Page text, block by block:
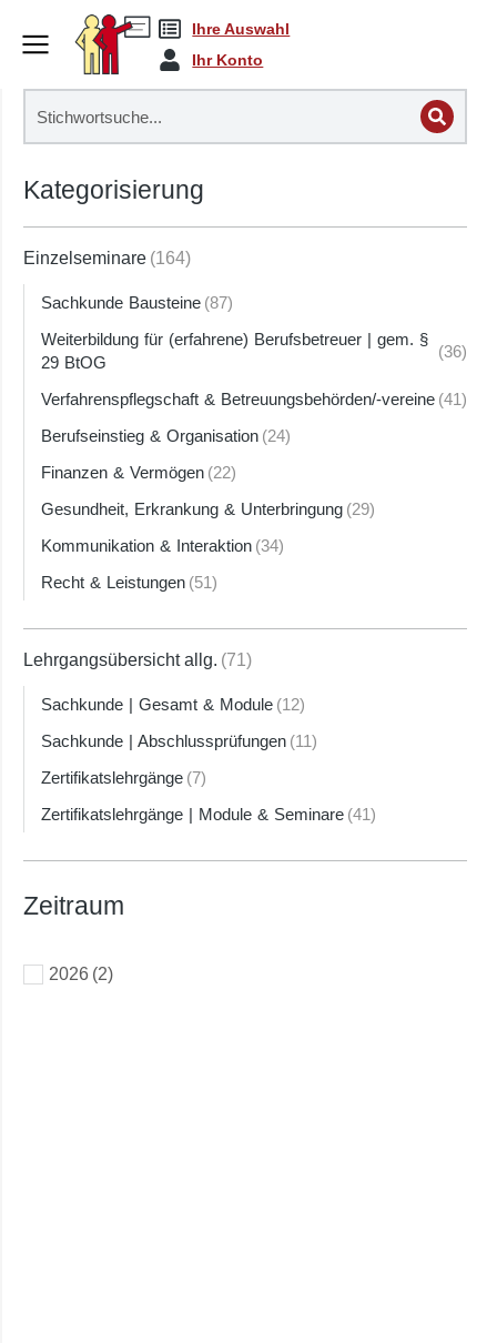
Ihre Auswahl
Ihr Konto
Kategorisierung
Einzelseminare (164)
Sachkunde Bausteine (87)
Weiterbildung für (erfahrene) Berufsbetreuer | gem. §
29 BtOG
(36)
Verfahrenspflegschaft & Betreuungsbehörden/-vereine (41)
Berufseinstieg & Organisation (24)
Finanzen & Vermögen (22)
Gesundheit, Erkrankung & Unterbringung (29)
Kommunikation & Interaktion (34)
Recht & Leistungen (51)
Lehrgangsübersicht allg. (71)
Sachkunde | Gesamt & Module (12)
Sachkunde | Abschlussprüfungen (11)
Zertifikatslehrgänge (7)
Zertifikatslehrgänge | Module & Seminare (41)
Zeitraum
2026 (2)